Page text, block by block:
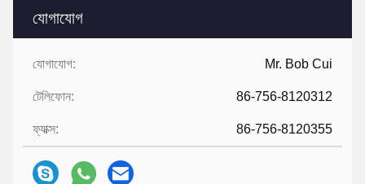
যোগাযোগ
যোগাযোগ: Mr. Bob Cui
টেলিফোন: 86-756-8120312
ফ্যাক্স: 86-756-8120355